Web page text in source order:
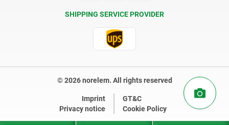
SHIPPING SERVICE PROVIDER
© 2026 norelem. All rights reserved
Imprint
GT&C
Privacy notice
Cookie Policy